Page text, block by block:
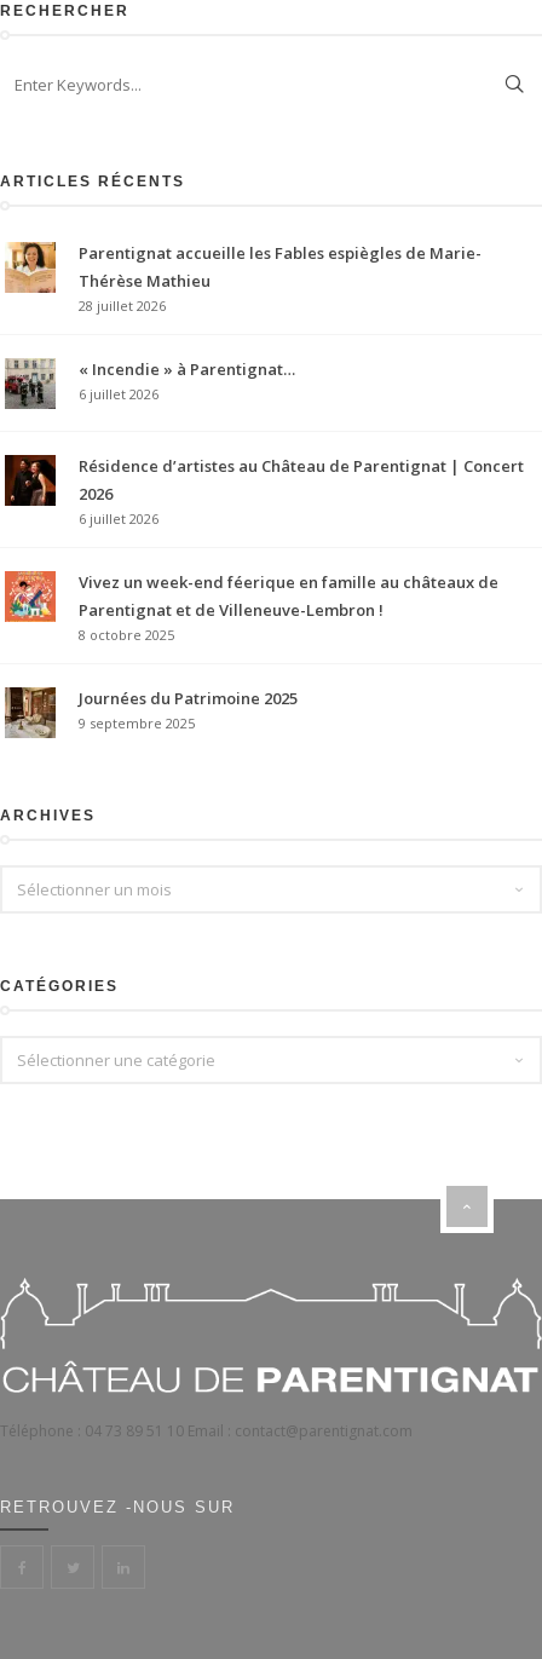
RECHERCHER
ARTICLES RÉCENTS
Parentignat accueille les Fables espiègles de Marie-
Thérèse Mathieu
28 juillet 2026
« Incendie » à Parentignat…
6 juillet 2026
Résidence d’artistes au Château de Parentignat | Concert
2026
6 juillet 2026
Vivez un week-end féerique en famille au châteaux de
Parentignat et de Villeneuve-Lembron !
8 octobre 2025
Journées du Patrimoine 2025
9 septembre 2025
ARCHIVES
CATÉGORIES
Téléphone : 04 73 89 51 10 Email : contact@parentignat.com
RETROUVEZ -NOUS SUR